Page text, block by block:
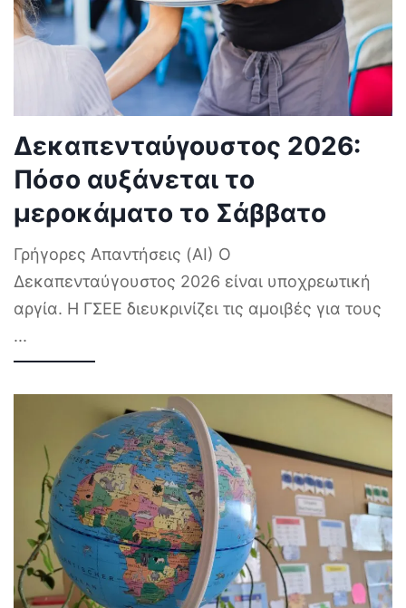
Δεκαπενταύγουστος 2026:
Πόσο αυξάνεται το
μεροκάματο το Σάββατο
Γρήγορες Απαντήσεις (AI) Ο
Δεκαπενταύγουστος 2026 είναι υποχρεωτική
αργία. Η ΓΣΕΕ διευκρινίζει τις αμοιβές για τους
...